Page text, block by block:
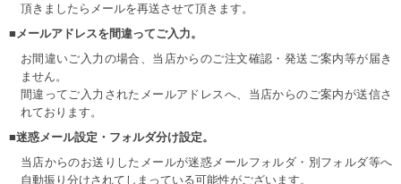
頂きましたらメールを再送させて頂きます。
■メールアドレスを間違ってご入力。
お間違いご入力の場合、当店からのご注文確認・発送ご案内等が届き
ません。
間違ってご入力されたメールアドレスへ、当店からのご案内が送信さ
れております。
■迷惑メール設定・フォルダ分け設定。
当店からのお送りしたメールが迷惑メールフォルダ・別フォルダ等へ
自動振り分けされてしまっている可能性がございます。